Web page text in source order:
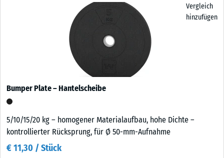
Vergleich
hinzufügen
Bumper Plate – Hantelscheibe
5/10/15/20 kg – homogener Materialaufbau, hohe Dichte –
kontrollierter Rücksprung, für Ø 50-mm-Aufnahme
€ 11,30 / Stück